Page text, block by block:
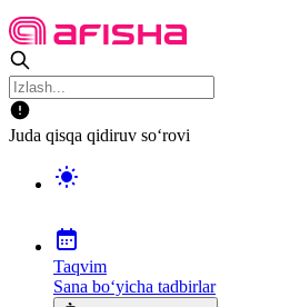
Juda qisqa qidiruv so‘rovi
Taqvim
Sana bo‘yicha tadbirlar